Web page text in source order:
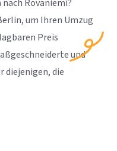
Rovaniemi?
um Ihren Umzug
Preis
und
diejenigen, die